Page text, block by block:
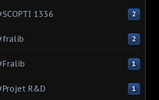
1336 2
2
1
R&D 1